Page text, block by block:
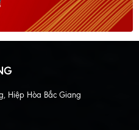
Hiệp Hòa Bắc Giang